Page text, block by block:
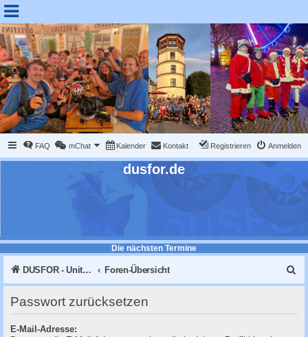
FAQ mChat Kalender Kontakt Anmelden
Registrieren
dusfor.de
Die nächsten Termine
DUSFOR - United Sk8 Nations :: Inline skaten in Düsseldorf Foren-Übersicht
u
Passwort zurücksetzen
E-Mail-Adresse: